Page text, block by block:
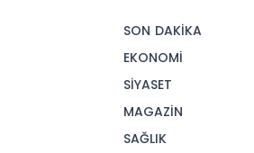
SON DAKİKA
EKONOMİ
SİYASET
MAGAZİN
SAĞLIK